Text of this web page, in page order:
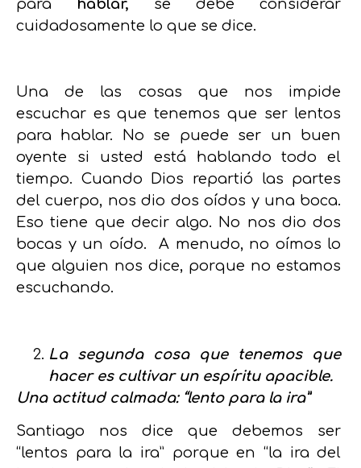
para hablar, se debe considerar
cuidadosamente lo que se dice.
Una de las cosas que nos impide
escuchar es que tenemos que ser lentos
para hablar. No se puede ser un buen
oyente si usted está hablando todo el
tiempo. Cuando Dios repartió las partes
del cuerpo, nos dio dos oídos y una boca.
Eso tiene que decir algo. No nos dio dos
bocas y un oído. A menudo, no oímos lo
que alguien nos dice, porque no estamos
escuchando.
La segunda cosa que tenemos que
hacer es cultivar un espíritu apacible.
Una actitud calmada: “lento para la ira”
Santiago nos dice que debemos ser
“lentos para la ira” porque en “la ira del